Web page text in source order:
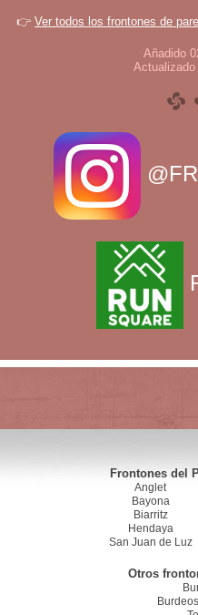
👉 Ver todos los frontones de
Añadido
Frontones del
Anglet
Bayona
Biarritz
Hendaya
San Juan de Luz
Otros